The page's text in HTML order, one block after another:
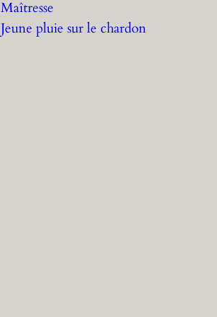
Maîtresse
Jeune pluie sur le chardon